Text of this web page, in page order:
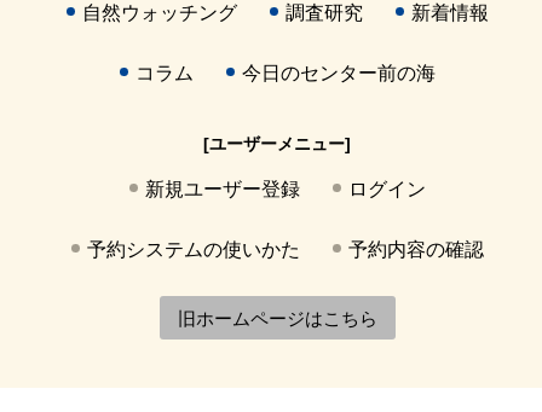
自然ウォッチング 調査研究 新着情報
コラム 今日のセンター前の海
[ユーザーメニュー]
新規ユーザー登録 ログイン
予約システムの使いかた 予約内容の確認
旧ホームページはこちら